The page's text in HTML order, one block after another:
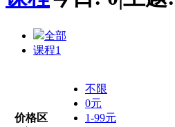
全部
课程1
价格区
不限
0元
1-99元